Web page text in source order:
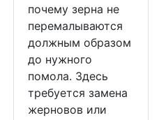
почему зерна не
перемалываются
должным образом
до нужного
помола. Здесь
требуется замена
жерновов или